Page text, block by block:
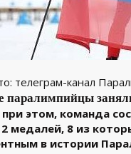
телеграм-канал
паралимпийцы
этом, команда
медалей, 8 из
в истории